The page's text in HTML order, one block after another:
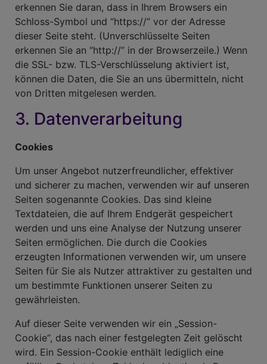
erkennen Sie daran, dass in Ihrem Browsers ein
Schloss-Symbol und “https://” vor der Adresse
dieser Seite steht. (Unverschlüsselte Seiten
erkennen Sie an “http://” in der Browserzeile.) Wenn
die SSL- bzw. TLS-Verschlüsselung aktiviert ist,
können die Daten, die Sie an uns übermitteln, nicht
von Dritten mitgelesen werden.
3. Datenverarbeitung
Cookies
Um unser Angebot nutzerfreundlicher, effektiver
und sicherer zu machen, verwenden wir auf unseren
Seiten sogenannte Cookies. Das sind kleine
Textdateien, die auf Ihrem Endgerät gespeichert
werden und uns eine Analyse der Nutzung unserer
Seiten ermöglichen. Die durch die Cookies
erzeugten Informationen verwenden wir, um unsere
Seiten für Sie als Nutzer attraktiver zu gestalten und
um bestimmte Funktionen unserer Seiten zu
gewährleisten.
Auf dieser Seite verwenden wir ein „Session-
Cookie“, das nach einer festgelegten Zeit gelöscht
wird. Ein Session-Cookie enthält lediglich eine